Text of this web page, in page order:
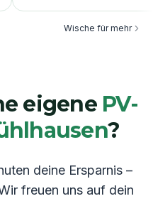
Wische für mehr
eigene PV-
?
deine Ersparnis –
freuen uns auf dein